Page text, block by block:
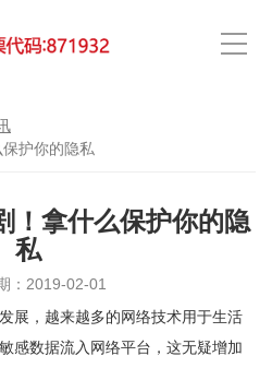
护你的隐私
！拿什么保护你的隐
私
：2019-02-01
展，越来越多的网络技术用于生活
感数据流入网络平台，这无疑增加